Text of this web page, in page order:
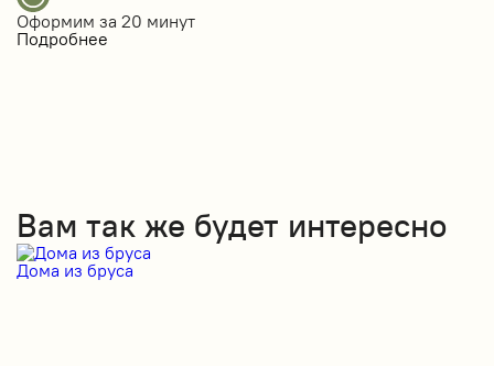
Оформим за 20 минут
Подробнее
Вам так же будет интересно
Дома из бруса